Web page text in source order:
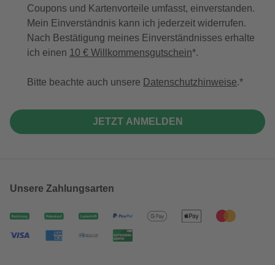
Coupons und Kartenvorteile umfasst, einverstanden.
Mein Einverständnis kann ich jederzeit widerrufen.
Nach Bestätigung meines Einverständnisses erhalte
ich einen 10 € Willkommensgutschein*.
Bitte beachte auch unsere Datenschutzhinweise.
JETZT ANMELDEN
Unsere Zahlungsarten